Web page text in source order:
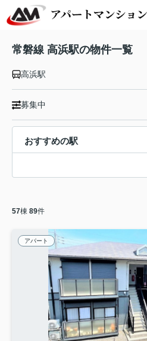
常磐線 高浜駅の物件一覧
高浜駅
募集中
おすすめの駅
57棟 89件
アパート